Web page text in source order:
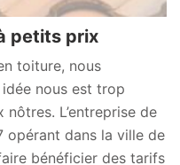
petits prix
toiture, nous
nous est trop
L’entreprise de
opérant dans la ville de
bénéficier des tarifs